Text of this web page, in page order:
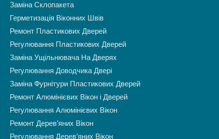
Заміна Склопакета
Герметизація Віконних Швів
Ремонт Пластикових Дверей
Регулювання Пластикових Дверей
Заміна Ущільнювача На Дверях
Регулювання Доводчика Двері
Заміна Фурнітури Пластикових Дверей
Ремонт Алюмінієвих Вікон і Дверей
Регулювання Алюмінієвих Вікон
Ремонт Дерев’яних Вікон
Регулювання Дерев’яних Вікон